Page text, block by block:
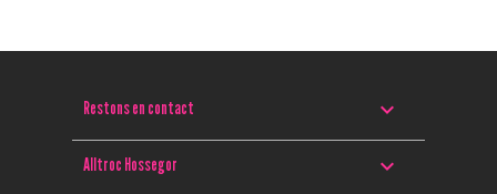
Restons en contact 
Alltroc Hossegor 